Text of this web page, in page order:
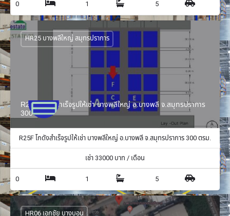
0 1 5
R25F โกดังสำเร็จรูปให้เช่า บางพลีใหญ่ อ.บางพลี จ.สมุทรปราการ
300 ตรม.
HR25 บางพลีใหญ่ สมุทรปราการ
R25F โกดังสำเร็จรูปให้เช่า บางพลีใหญ่ อ.บางพลี จ.สมุทรปราการ 300 ตรม.
เช่า 33000 บาท / เดือน
0 1 5
HR06 เอกชัย บางบอน